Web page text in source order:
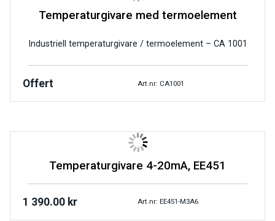
Temperaturgivare med termoelement
Industriell temperaturgivare / termoelement – CA 1001
Offert Art.nr: CA1001
Temperaturgivare 4-20mA, EE451
1 390.00 kr Art.nr: EE451-M3A6